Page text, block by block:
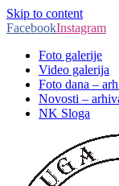
Skip to content
FacebookInstagram
Foto galerije
Video galerija
Foto dana –
Novosti –
NK Sloga